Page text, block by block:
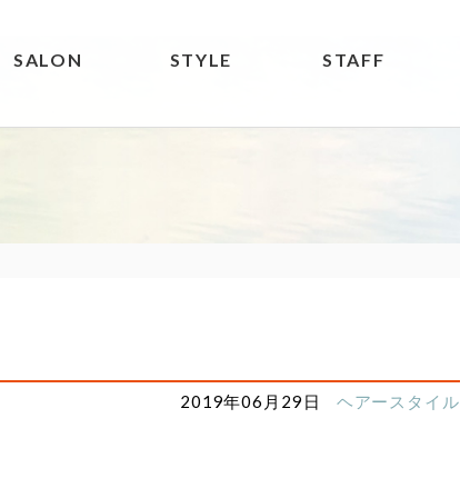
SALON STYLE STAFF
2019年06月29日 ヘアースタイル